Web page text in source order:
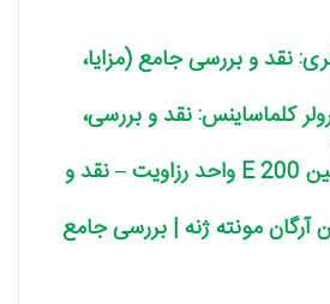
نقد و بررسی جامع (مزایا،
کلماساینس: نقد و بررسی،
سافت ژل ویتامین E 200 واحد رزاویت – نقد و
مونته ژنه | بررسی جامع